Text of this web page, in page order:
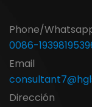
Phone/
0086-
Email
Dirección